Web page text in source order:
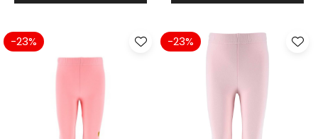
-23% -23%